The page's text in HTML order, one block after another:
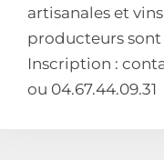
artisanales et
producteurs sont
Inscription :
ou 04.67.44.09.31